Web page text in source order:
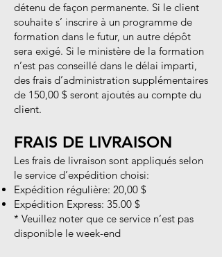
détenu de façon permanente. Si le client
souhaite s’ inscrire à un programme de
formation dans le futur, un autre dépôt
sera exigé. Si le ministère de la formation
n’est pas conseillé dans le délai imparti,
des frais d’administration supplémentaires
de 150,00 $ seront ajoutés au compte du
client.
FRAIS DE LIVRAISON
Les frais de livraison sont appliqués selon
le service d’expédition choisi:
Expédition régulière: 20,00 $
Expédition Express: 35.00 $
* Veuillez noter que ce service n’est pas
disponible le week-end